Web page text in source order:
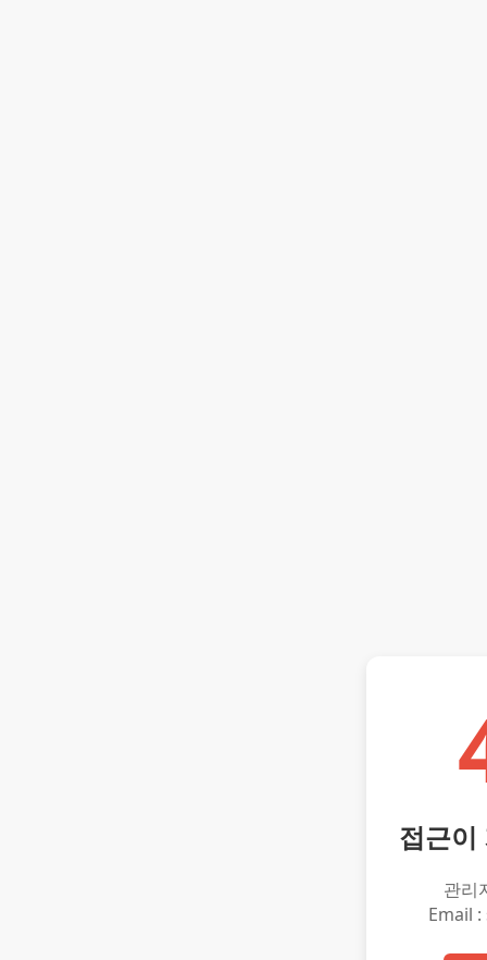
접근이
관리
Email